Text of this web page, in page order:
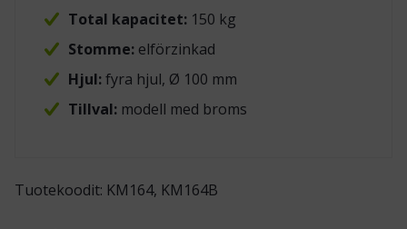
Total kapacitet:150 kg
Stomme:elförzinkad
Hjul:fyra hjul, Ø 100 mm
Tillval:modell med broms
Tuotekoodit: KM164, KM164B